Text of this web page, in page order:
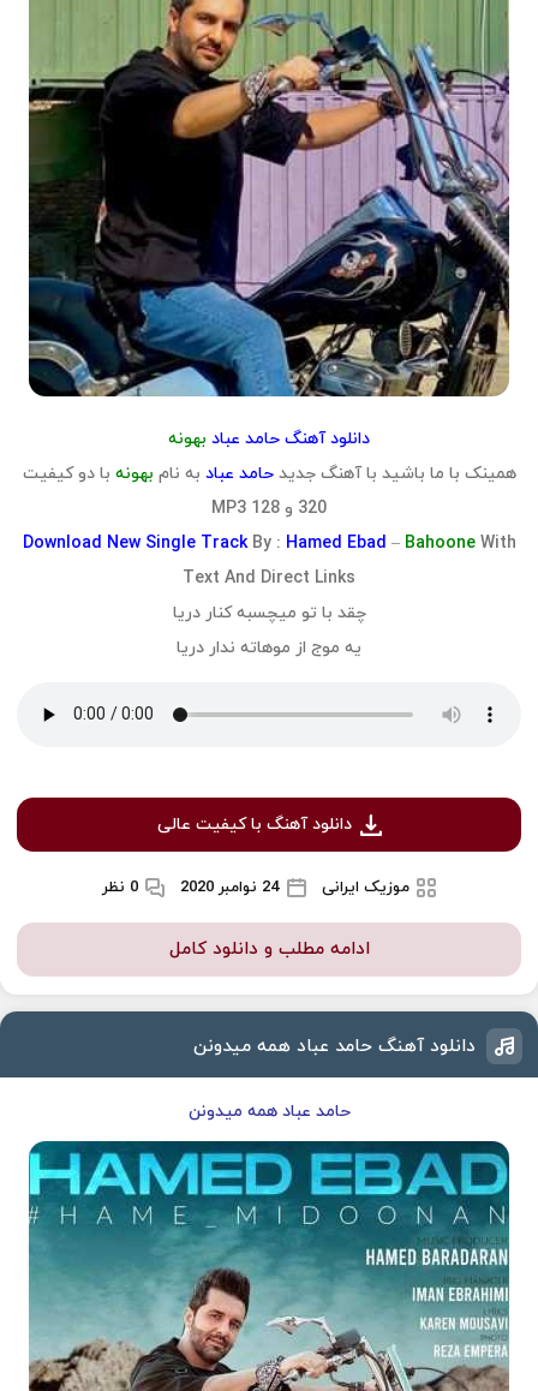
دانلود آهنگ حامد عباد بهونه
همینک با ما باشید با آهنگ جدیدحامد عباد به نام بهونه با دو کیفیت
320 و 128 MP3
Download New Single Track By : Hamed Ebad – Bahoone With
Text And Direct Links
چقد با تو میچسبه کنار دریا
یه موج از موهاته ندار دریا
دانلود آهنگ با کیفیت عالی
موزیک ایرانی 24 نوامبر 2020 0 نظر
ادامه مطلب و دانلود کامل
دانلود آهنگ حامد عباد همه میدونن
حامد عباد همه میدونن